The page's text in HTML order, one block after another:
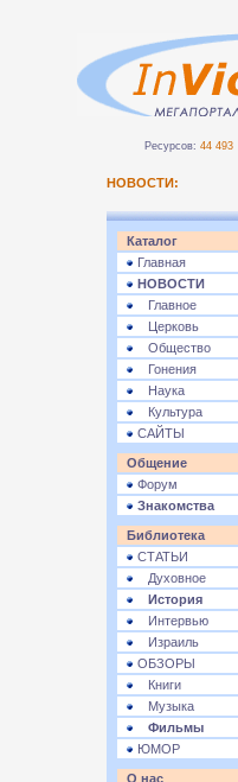
Ресурсов: 44 493
НОВОСТИ:
Каталог
Главная
НОВОСТИ
Главное
Церковь
Общество
Гонения
Наука
Культура
САЙТЫ
Общение
Форум
Знакомства
Библиотека
СТАТЬИ
Духовное
История
Интервью
Израиль
ОБЗОРЫ
Книги
Музыка
Фильмы
ЮМОР
О нас